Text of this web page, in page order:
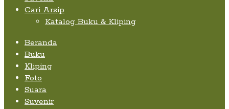
Cari Arsip
Katalog Buku & Kliping
Beranda
Buku
Kliping
Foto
Suara
Suvenir